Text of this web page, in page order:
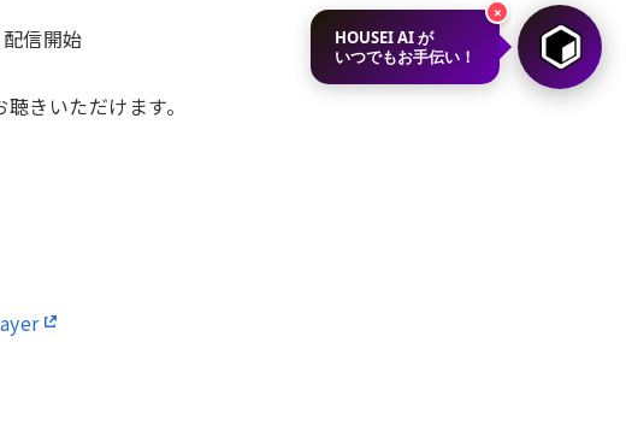
信開始
きいただけます。
HOUSEI AI が
いつでもお手伝い！
×